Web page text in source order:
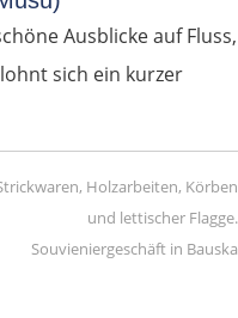
Ausblicke auf Fluss,
sich ein kurzer
Souvieniergeschäft in Bauska